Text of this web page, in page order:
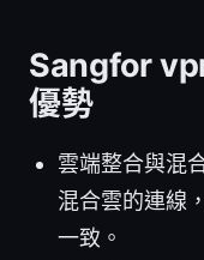
Sangfor
優勢
雲端整合與混
混合雲的連線
一致。